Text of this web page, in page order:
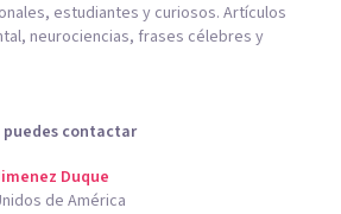
estudiantes y curiosos. Artículos
neurociencias, frases célebres y
puedes contactar
Duque
de América